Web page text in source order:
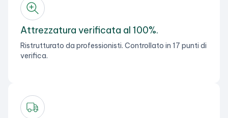
Attrezzatura verificata al 100%.
Ristrutturato da professionisti. Controllato in 17 punti di
verifica.